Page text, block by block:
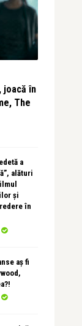
joacă în
The
a
alături
și
în
aș fi